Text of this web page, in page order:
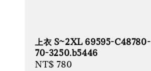
上衣 S~2XL 69595-C48780-
70-3250.b5446
Regular
NT$ 780